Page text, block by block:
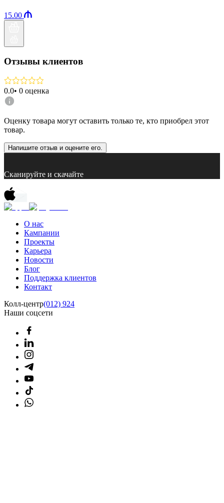
15.00
Отзывы клиентов
0.0• 0 оценка
Оценку товара могут оставить только те, кто приобрел этот
товар.
Напишите отзыв и оцените его.
Сканируйте и скачайте
О нас
Кампании
Проекты
Карьера
Новости
Блог
Поддержка клиентов
Контакт
Колл-центр(012) 924
Наши соцсети